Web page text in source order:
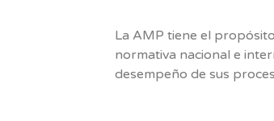
La AMP tiene el
normativa nacional e
desempeño de sus